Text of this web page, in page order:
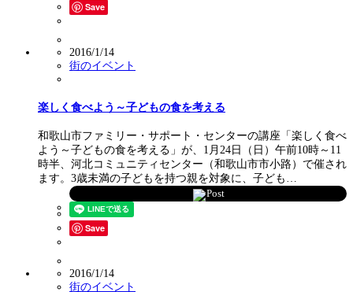
Save
2016/1/14
街のイベント
楽しく食べよう～子どもの食を考える
和歌山市ファミリー・サポート・センターの講座「楽しく食べ
よう～子どもの食を考える」が、1月24日（日）午前10時～11
時半、河北コミュニティセンター（和歌山市市小路）で催され
ます。3歳未満の子どもを持つ親を対象に、子ども…
Post
Save
2016/1/14
街のイベント